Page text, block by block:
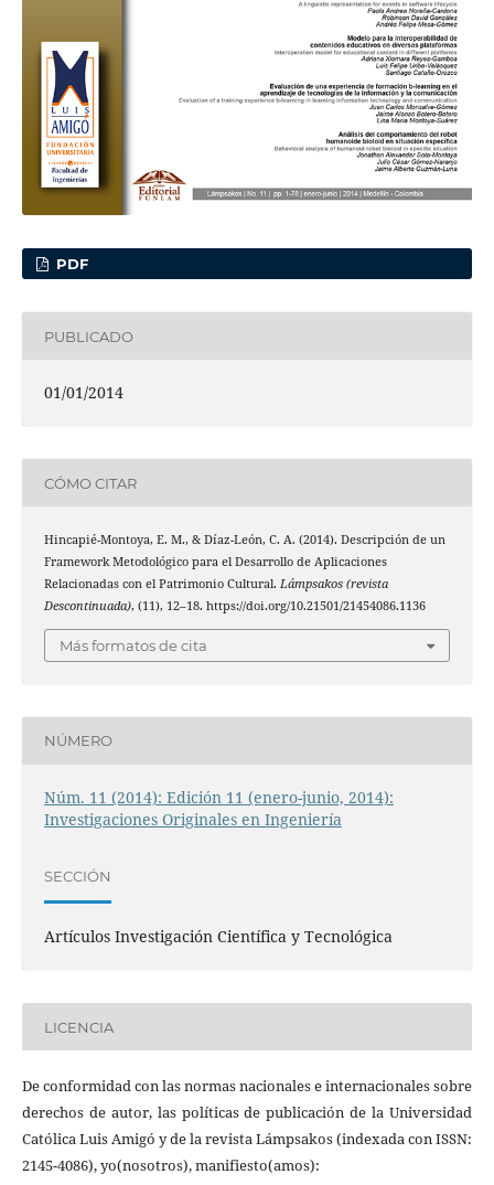
PDF
PUBLICADO
01/01/2014
CÓMO CITAR
Hincapié-Montoya, E. M., & Díaz-León, C. A. (2014). Descripción de un
Framework Metodológico para el Desarrollo de Aplicaciones
Relacionadas con el Patrimonio Cultural. Lámpsakos (revista
Descontinuada), (11), 12–18. https://doi.org/10.21501/21454086.1136
Más formatos de cita
NÚMERO
Núm. 11 (2014): Edición 11 (enero-junio, 2014):
Investigaciones Originales en Ingeniería
SECCIÓN
Artículos Investigación Científica y Tecnológica
LICENCIA
De conformidad con las normas nacionales e internacionales sobre
derechos de autor, las políticas de publicación de la Universidad
Católica Luis Amigó y de la revista Lámpsakos (indexada con ISSN:
2145-4086), yo(nosotros), manifiesto(amos):